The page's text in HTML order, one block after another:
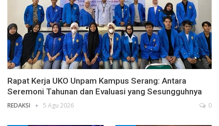
Rapat Kerja UKO Unpam Kampus Serang: Antara
Seremoni Tahunan dan Evaluasi yang Sesungguhnya
REDAKSI 5 Agu 2026 0